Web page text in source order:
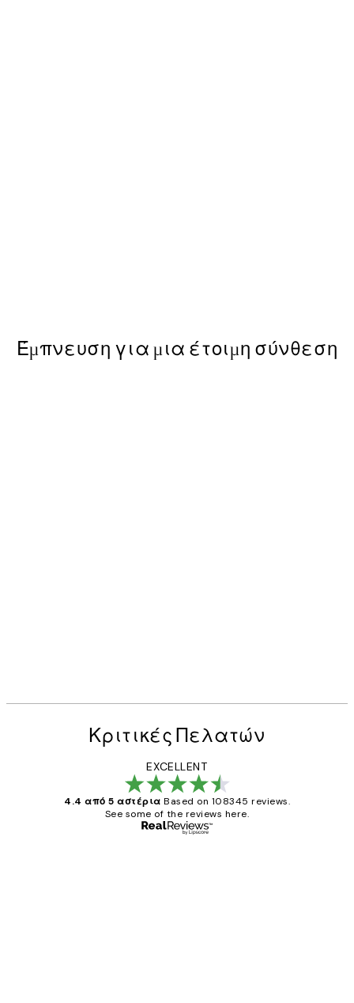
Έμπνευση για μια έτοιμη σύνθεση
Κριτικές Πελατών
EXCELLENT
4.4 από 5 αστέρια Based on 108345 reviews.
See some of the reviews here.